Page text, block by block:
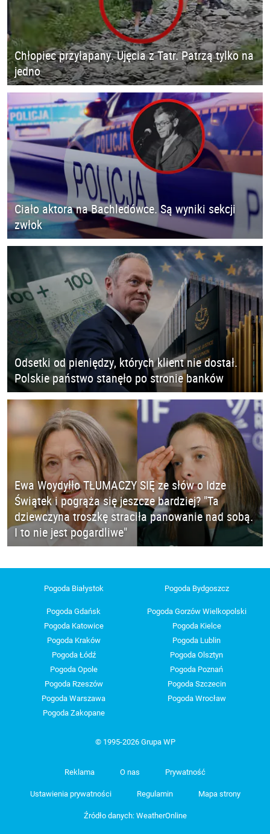
Chłopiec przyłapany. Ujęcia z Tatr. Patrzą tylko na
jedno
Ciało aktora na Bachledówce. Są wyniki sekcji
zwłok
Odsetki od pieniędzy, których klient nie dostał.
Polskie państwo stanęło po stronie banków
Ewa Woydyłło TŁUMACZY SIĘ ze słów o Idze
Świątek i pogrąża się jeszcze bardziej? "Ta
dziewczyna troszkę straciła panowanie nad sobą.
I to nie jest pogardliwe"
Pogoda Białystok Pogoda Bydgoszcz
Pogoda Gdańsk
Pogoda Gorzów Wielkopolski
Pogoda Katowice
Pogoda Kielce
Pogoda Kraków
Pogoda Lublin
Pogoda Łódź
Pogoda Olsztyn
Pogoda Opole
Pogoda Poznań
Pogoda Rzeszów
Pogoda Szczecin
Pogoda Warszawa
Pogoda Wrocław
Pogoda Zakopane
© 1995-2026 Grupa WP
Reklama O nas Prywatność
Ustawienia prywatności Regulamin Mapa strony
Źródło danych: WeatherOnline